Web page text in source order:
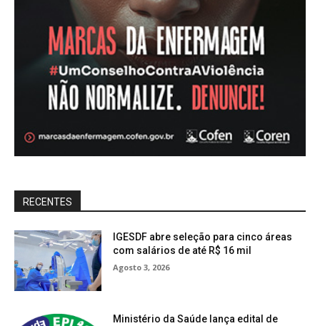
RECENTES
IGESDF abre seleção para cinco áreas
com salários de até R$ 16 mil
Agosto 3, 2026
Ministério da Saúde lança edital de